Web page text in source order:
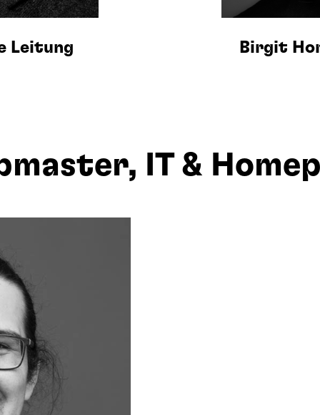
Leitung Birgit
IT &